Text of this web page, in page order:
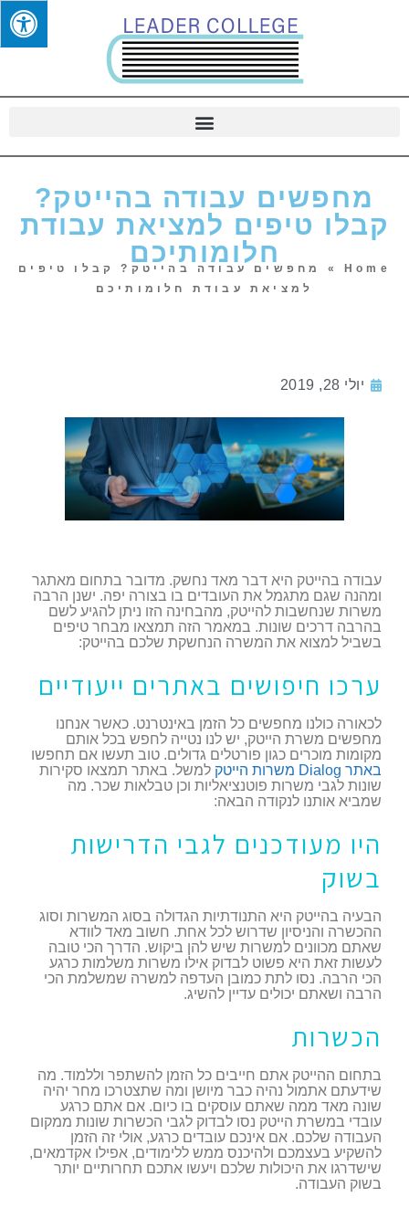
מחפשים עבודה בהייטק?
קבלו טיפים למציאת עבודת
חלומותיכם
Home
»
מחפשים עבודה בהייטק? קבלו טיפים
למציאת עבודת חלומותיכם
יולי 28, 2019
עבודה בהייטק היא דבר מאד נחשק. מדובר בתחום מאתגר
ומהנה שגם מתגמל את העובדים בו בצורה יפה. ישנן הרבה
משרות שנחשבות להייטק, מהבחינה הזו ניתן להגיע לשם
בהרבה דרכים שונות. במאמר הזה תמצאו מבחר טיפים
בשביל למצוא את המשרה הנחשקת שלכם בהייטק:
ערכו חיפושים באתרים ייעודיים
לכאורה כולנו מחפשים כל הזמן באינטרנט. כאשר אנחנו
מחפשים משרת הייטק, יש לנו נטייה לחפש בכל אותם
מקומות מוכרים כגון פורטלים גדולים. טוב תעשו אם תחפשו
באתר Dialog משרות הייטק
למשל. באתר תמצאו סקירות
שונות לגבי משרות פוטנציאליות וכן טבלאות שכר. מה
שמביא אותנו לנקודה הבאה:
היו מעודכנים לגבי הדרישות
בשוק
הבעיה בהייטק היא התנודתיות הגדולה בסוג המשרות וסוג
ההכשרה והניסיון שדרוש לכל אחת. חשוב מאד לוודא
שאתם מכוונים למשרות שיש להן ביקוש. הדרך הכי טובה
לעשות זאת היא פשוט לבדוק אילו משרות משלמות כרגע
הכי הרבה. נסו לתת כמובן העדפה למשרה שמשלמת הכי
הרבה ושאתם יכולים עדיין להשיג.
הכשרות
בתחום ההייטק אתם חייבים כל הזמן להשתפר וללמוד. מה
שידעתם אתמול נהיה כבר מיושן ומה שתצטרכו מחר יהיה
שונה מאד ממה שאתם עוסקים בו כיום. אם אתם כרגע
עובדי במשרת הייטק נסו לבדוק לגבי הכשרות שונות ממקום
העבודה שלכם. אם אינכם עובדים כרגע, אולי זה הזמן
להשקיע בעצמכם ולהיכנס ממש ללימודים, אפילו אקדמאים,
שישדרגו את היכולות שלכם ויעשו אתכם תחרותיים יותר
בשוק העבודה.